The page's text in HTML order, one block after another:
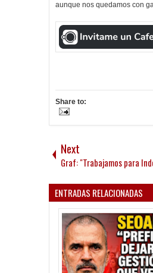
aunque nos quedamos con
Share to:
Next
Graf: "Trabajamos para
ENTRADAS RELACIONADAS